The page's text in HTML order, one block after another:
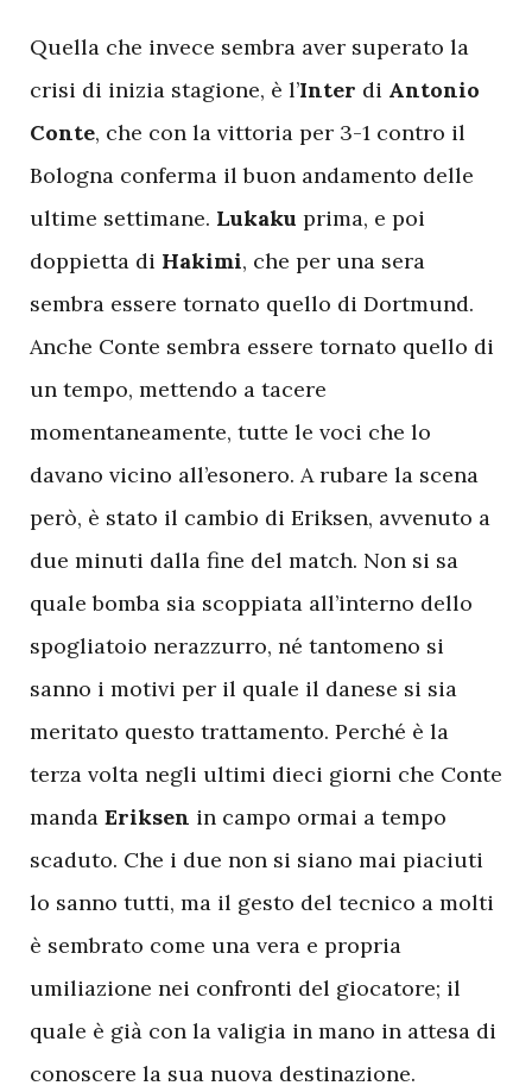
Quella che invece sembra aver superato la
crisi di inizia stagione, è l’Inter di Antonio
Conte, che con la vittoria per 3-1 contro il
Bologna conferma il buon andamento delle
ultime settimane. Lukaku prima, e poi
doppietta di Hakimi, che per una sera
sembra essere tornato quello di Dortmund.
Anche Conte sembra essere tornato quello di
un tempo, mettendo a tacere
momentaneamente, tutte le voci che lo
davano vicino all’esonero. A rubare la scena
però, è stato il cambio di Eriksen, avvenuto a
due minuti dalla fine del match. Non si sa
quale bomba sia scoppiata all’interno dello
spogliatoio nerazzurro, né tantomeno si
sanno i motivi per il quale il danese si sia
meritato questo trattamento. Perché è la
terza volta negli ultimi dieci giorni che Conte
manda Eriksen in campo ormai a tempo
scaduto. Che i due non si siano mai piaciuti
lo sanno tutti, ma il gesto del tecnico a molti
è sembrato come una vera e propria
umiliazione nei confronti del giocatore; il
quale è già con la valigia in mano in attesa di
conoscere la sua nuova destinazione.